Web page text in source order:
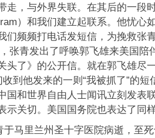
走，与外界失联。在其后的一段
）和我们建立起联系。他忧心
们频频打电话发短信，为挽救张
张青发出了呼唤郭飞雄来美国陪
头了》的公开信。就在郭飞雄尽
到他发来的一则“我被抓了”的短
国和世界自由人士闻讯立刻发表
示关切。美国国务院也表达了同
于马里兰州圣十字医院病逝，至